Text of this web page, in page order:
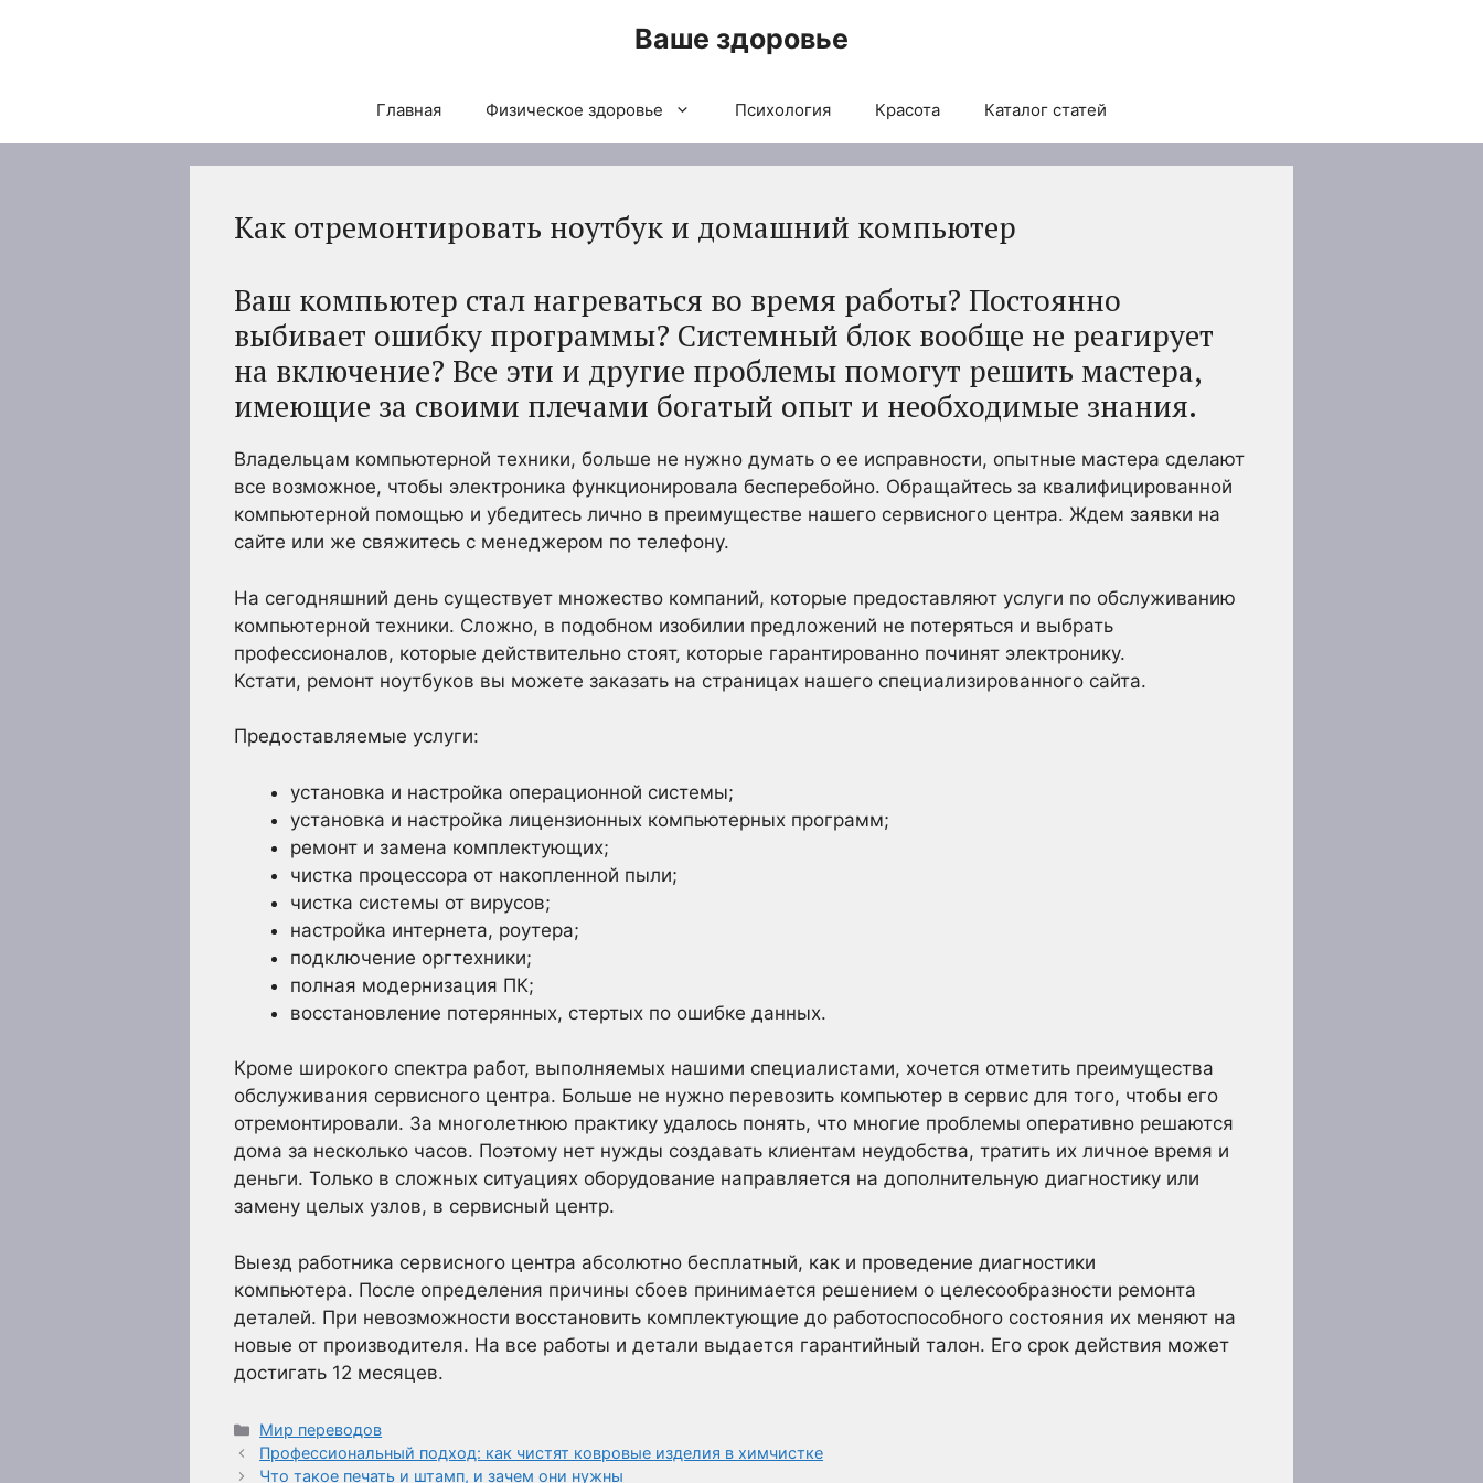
Ваше здоровье
Главная Физическое здоровье Психология Красота Каталог статей
Как отремонтировать ноутбук и домашний компьютер
Ваш компьютер стал нагреваться во время работы? Постоянно
выбивает ошибку программы? Системный блок вообще не реагирует
на включение? Все эти и другие проблемы помогут решить мастера,
имеющие за своими плечами богатый опыт и необходимые знания.
Владельцам компьютерной техники, больше не нужно думать о ее исправности, опытные мастера сделают
все возможное, чтобы электроника функционировала бесперебойно. Обращайтесь за квалифицированной
компьютерной помощью и убедитесь лично в преимуществе нашего сервисного центра. Ждем заявки на
сайте или же свяжитесь с менеджером по телефону.
На сегодняшний день существует множество компаний, которые предоставляют услуги по обслуживанию
компьютерной техники. Сложно, в подобном изобилии предложений не потеряться и выбрать
профессионалов, которые действительно стоят, которые гарантированно починят электронику.
Кстати, ремонт ноутбуков вы можете заказать на страницах нашего специализированного сайта.
Предоставляемые услуги:
установка и настройка операционной системы;
установка и настройка лицензионных компьютерных программ;
ремонт и замена комплектующих;
чистка процессора от накопленной пыли;
чистка системы от вирусов;
настройка интернета, роутера;
подключение оргтехники;
полная модернизация ПК;
восстановление потерянных, стертых по ошибке данных.
Кроме широкого спектра работ, выполняемых нашими специалистами, хочется отметить преимущества
обслуживания сервисного центра. Больше не нужно перевозить компьютер в сервис для того, чтобы его
отремонтировали. За многолетнюю практику удалось понять, что многие проблемы оперативно решаются
дома за несколько часов. Поэтому нет нужды создавать клиентам неудобства, тратить их личное время и
деньги. Только в сложных ситуациях оборудование направляется на дополнительную диагностику или
замену целых узлов, в сервисный центр.
Выезд работника сервисного центра абсолютно бесплатный, как и проведение диагностики
компьютера. После определения причины сбоев принимается решением о целесообразности ремонта
деталей. При невозможности восстановить комплектующие до работоспособного состояния их меняют на
новые от производителя. На все работы и детали выдается гарантийный талон. Его срок действия может
достигать 12 месяцев.
Рубрики
Мир переводов
Профессиональный подход: как чистят ковровые изделия в химчистке
Что такое печать и штамп, и зачем они нужны